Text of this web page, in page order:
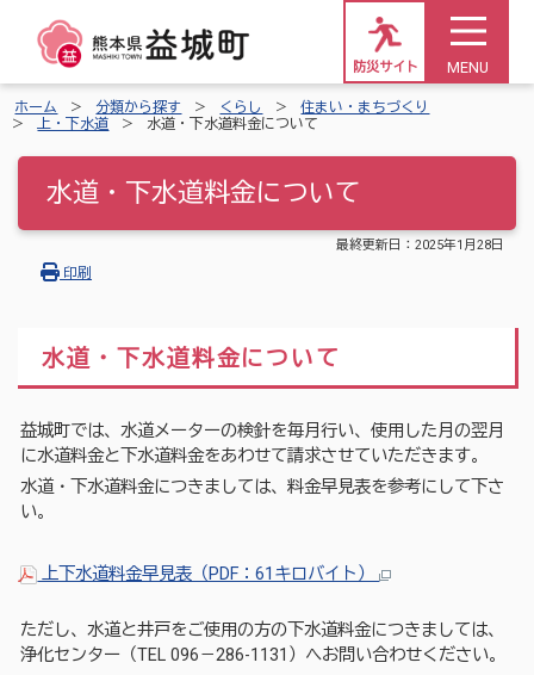
防災サイト MENU
ホーム 分類から探す くらし
住まい・まちづくり
上・下水道
水道・下水道料金について
水道・下水道料金について
最終更新日： 2025年1月28日
印刷
水道・下水道料金について
益城町では、水道メーターの検針を毎月行い、使用した月の翌月
に水道料金と下水道料金をあわせて請求させていただきます。
水道・下水道料金につきましては、料金早見表を参考にして下さ
い。
上下水道料金早見表（PDF：61キロバイト）
ただし、水道と井戸をご使用の方の下水道料金につきましては、
浄化センター（TEL 096－286-1131）へお問い合わせください。